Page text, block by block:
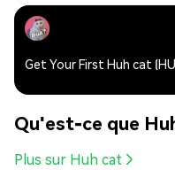
Get Your First Huh cat
Qu'est-ce que
Plus sur Huh cat